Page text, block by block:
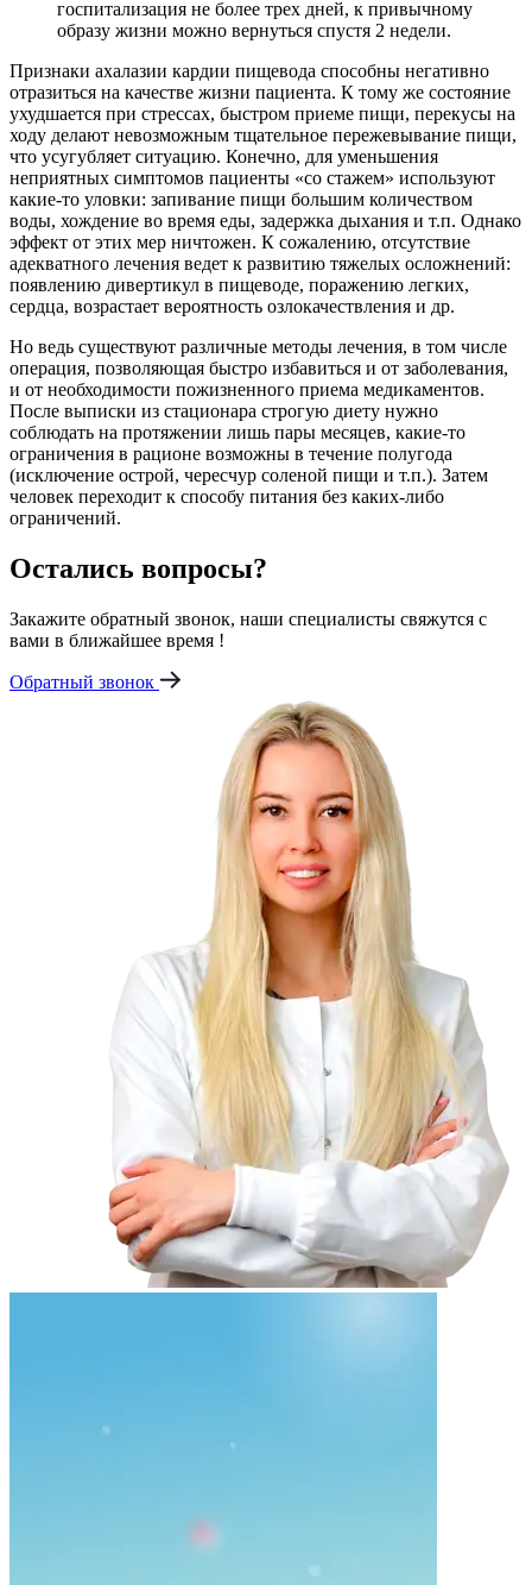
госпитализация не более трех дней, к привычному
образу жизни можно вернуться спустя 2 недели.
Признаки ахалазии кардии пищевода способны негативно
отразиться на качестве жизни пациента. К тому же состояние
ухудшается при стрессах, быстром приеме пищи, перекусы на
ходу делают невозможным тщательное пережевывание пищи,
что усугубляет ситуацию. Конечно, для уменьшения
неприятных симптомов пациенты «со стажем» используют
какие-то уловки: запивание пищи большим количеством
воды, хождение во время еды, задержка дыхания и т.п. Однако
эффект от этих мер ничтожен. К сожалению, отсутствие
адекватного лечения ведет к развитию тяжелых осложнений:
появлению дивертикул в пищеводе, поражению легких,
сердца, возрастает вероятность озлокачествления и др.
Но ведь существуют различные методы лечения, в том числе
операция, позволяющая быстро избавиться и от заболевания,
и от необходимости пожизненного приема медикаментов.
После выписки из стационара строгую диету нужно
соблюдать на протяжении лишь пары месяцев, какие-то
ограничения в рационе возможны в течение полугода
(исключение острой, чересчур соленой пищи и т.п.). Затем
человек переходит к способу питания без каких-либо
ограничений.
Остались вопросы?
Закажите обратный звонок, наши специалисты свяжутся с
вами в ближайшее время !
Обратный звонок